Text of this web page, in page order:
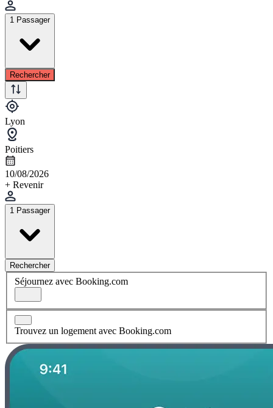
1 Passager
Rechercher
Lyon
Poitiers
10/08/2026
+ Revenir
1 Passager
Rechercher
Séjournez avec Booking.com
Trouvez un logement avec Booking.com